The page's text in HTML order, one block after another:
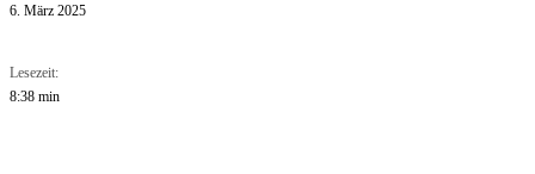
6. März 2025
Lesezeit:
8:38 min